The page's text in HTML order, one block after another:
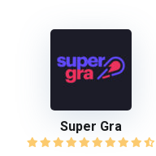
Super Gra